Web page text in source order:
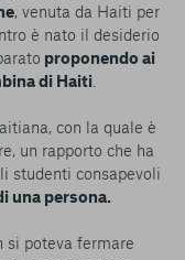
, venuta da Haiti per
è nato il desiderio
proponendo ai
di Haiti
con la quale è
un rapporto che ha
studenti consapevoli
una persona.
si poteva fermare